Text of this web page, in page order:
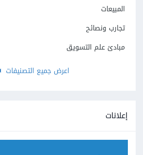
المبيعات
تجارب ونصائح
مبادئ علم التسويق
اعرض جميع التصنيفات
إعلانات